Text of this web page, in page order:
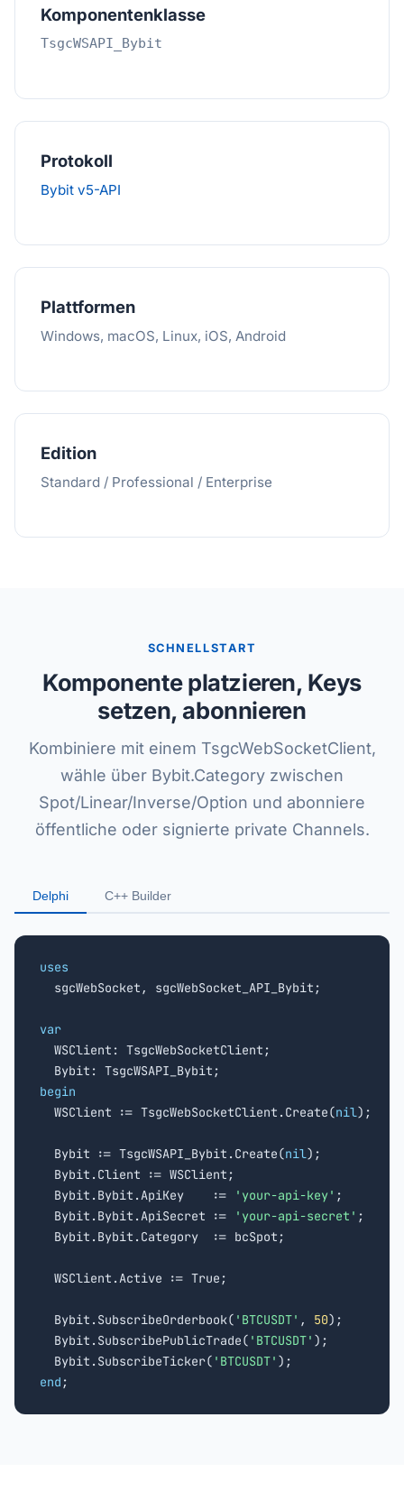
Komponentenklasse
TsgcWSAPI_Bybit
Protokoll
Bybit v5-API
Plattformen
Windows, macOS, Linux, iOS, Android
Edition
Standard / Professional / Enterprise
SCHNELLSTART
Komponente platzieren, Keys
setzen, abonnieren
Kombiniere mit einem TsgcWebSocketClient,
wähle über Bybit.Category zwischen
Spot/Linear/Inverse/Option und abonniere
öffentliche oder signierte private Channels.
Delphi C++ Builder
uses
sgcWebSocket, sgcWebSocket_API_Bybit;
var
WSClient: TsgcWebSocketClient;
begin
WSClient := TsgcWebSocketClient.Create(nil);
  Bybit := TsgcWSAPI_Bybit.Create(
nil);
  Bybit.Client := WSClient;
  Bybit.Bybit.ApiKey    :=
'your-api-key' ;
  Bybit.Bybit.ApiSecret :=
'your-api-secret' ;
  Bybit.Bybit.Category  := bcSpot;
  WSClient.Active := True;
  Bybit.SubscribeOrderbook(
'BTCUSDT' , 50);
  Bybit.SubscribePublicTrade(
'BTCUSDT' );
  Bybit.SubscribeTicker(
'BTCUSDT'
end ;